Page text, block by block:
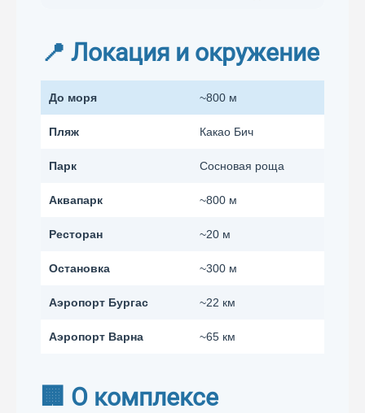
📍 Локация и окружение
До моря ~800 м
Пляж Какао Бич
Парк Сосновая роща
Аквапарк ~800 м
Ресторан ~20 м
Остановка ~300 м
Аэропорт Бургас ~22 км
Аэропорт Варна ~65 км
🏢 О комплексе